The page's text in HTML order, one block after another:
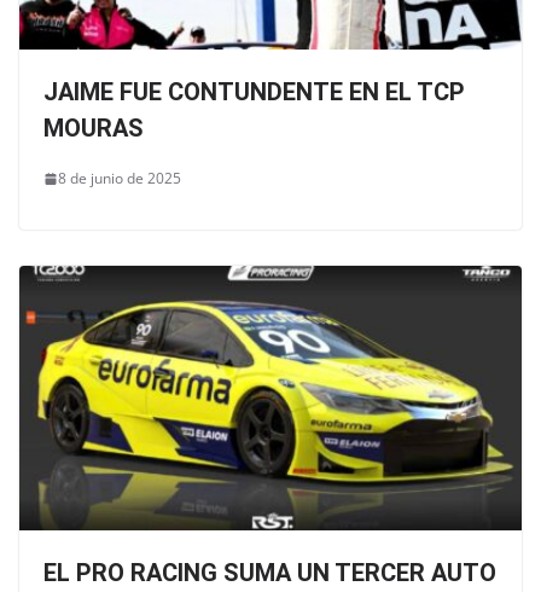
JAIME FUE CONTUNDENTE EN EL TCP
MOURAS
8 de junio de 2025
EL PRO RACING SUMA UN TERCER AUTO